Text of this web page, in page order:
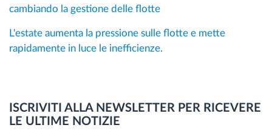
cambiando la gestione delle flotte
L'estate aumenta la pressione sulle flotte e mette
rapidamente in luce le inefficienze.
ISCRIVITI ALLA NEWSLETTER PER RICEVERE
LE ULTIME NOTIZIE